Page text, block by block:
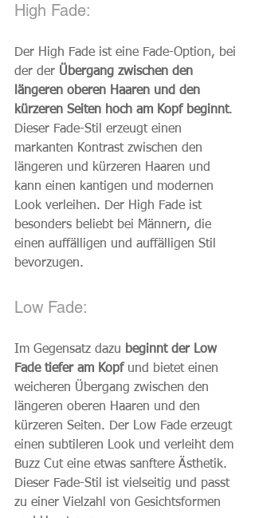
High Fade:
Der High Fade ist eine Fade-Option, bei
der der Übergang zwischen den
längeren oberen Haaren und den
kürzeren Seiten hoch am Kopf beginnt.
Dieser Fade-Stil erzeugt einen
markanten Kontrast zwischen den
längeren und kürzeren Haaren und
kann einen kantigen und modernen
Look verleihen. Der High Fade ist
besonders beliebt bei Männern, die
einen auffälligen und auffälligen Stil
bevorzugen.
Low Fade:
Im Gegensatz dazu beginnt der Low
Fade tiefer am Kopf und bietet einen
weicheren Übergang zwischen den
längeren oberen Haaren und den
kürzeren Seiten. Der Low Fade erzeugt
einen subtileren Look und verleiht dem
Buzz Cut eine etwas sanftere Ästhetik.
Dieser Fade-Stil ist vielseitig und passt
zu einer Vielzahl von Gesichtsformen